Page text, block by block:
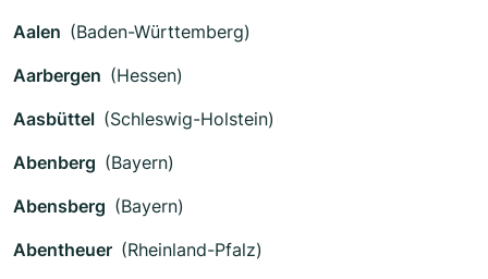
Aalen (Baden-Württemberg)
Aarbergen (Hessen)
Aasbüttel (Schleswig-Holstein)
Abenberg (Bayern)
Abensberg (Bayern)
Abentheuer (Rheinland-Pfalz)